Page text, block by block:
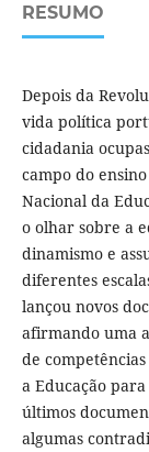
RESUMO
Depois da
vida política
cidadania
campo do
Nacional da
o olhar sobre a
dinamismo e
diferentes
lançou novos
afirmando uma
de
a Educação
últimos
algumas